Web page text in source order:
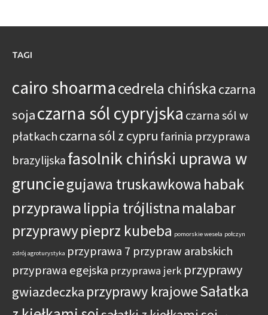
TAGI
cairo shoarmacedrela chińska czarna
sojaczarna sól cypryjska czarna sól w
płatkachczarna sól z cypru farinia przyprawa
brazylijskafasolnik chiński uprawa w
grunciegujawa truskawkowa habak
przyprawalippia trójlistna malabar
przyprawypieprz kubeba pomorskie wesela połczyn
zdrój agroturystyka przyprawa 7 przypraw arabskich
przyprawa egejska przyprawa jerk przyprawy
gwiazdeczka przyprawy krajoweSałatka